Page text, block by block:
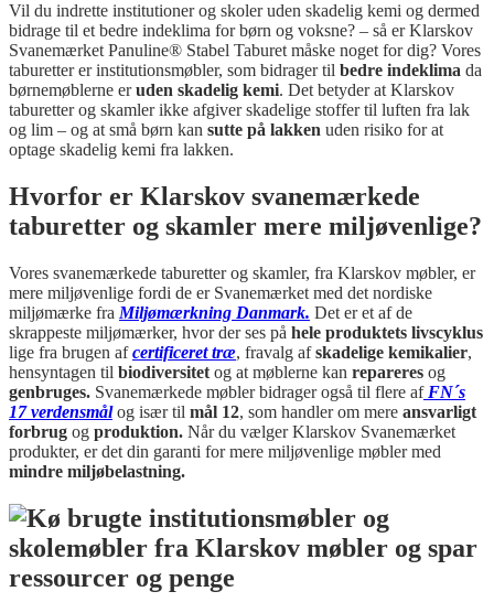
Vil du indrette institutioner og skoler uden skadelig kemi og dermed
bidrage til et bedre indeklima for børn og voksne? – så er Klarskov
Svanemærket Panuline® Stabel Taburet måske noget for dig? Vores
taburetter er institutionsmøbler, som bidrager til bedre indeklima da
børnemøblerne eruden skadelig kemi. Det betyder at Klarskov
taburetter og skamler ikke afgiver skadelige stoffer til luften fra lak
og lim – og at små børn kan sutte på lakken uden risiko for at
optage skadelig kemi fra lakken.
Hvorfor er Klarskov svanemærkede
taburetter og skamler mere miljøvenlige?
Vores svanemærkede taburetter og skamler, fra Klarskov møbler, er
mere miljøvenlige fordi de er Svanemærket med det nordiske
miljømærke fra Miljømærkning Danmark. Det er et af de
skrappeste miljømærker, hvor der ses på hele produktets livscyklus
lige fra brugen afcertificeret træ, fravalg afskadelige kemikalier,
hensyntagen til biodiversitet og at møblerne kan repareres og
genbruges. Svanemærkede møbler bidrager også til flere afFN´s
17 verdensmålog især til mål 12, som handler om mere ansvarligt
forbrug og produktion. Når du vælger Klarskov Svanemærket
produkter, er det din garanti for mere miljøvenlige møbler med
mindre miljøbelastning.